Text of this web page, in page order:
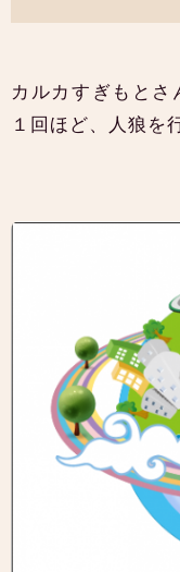
カルカすぎもと
１回ほど、人狼を